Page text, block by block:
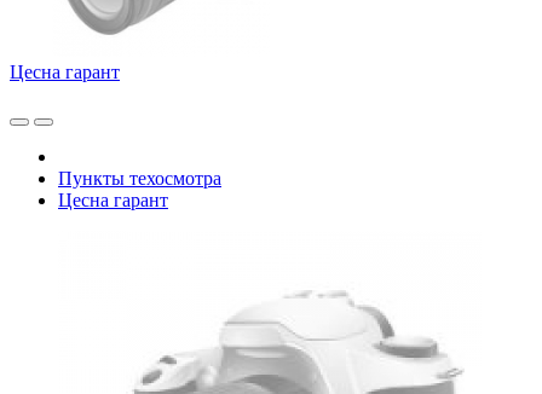
Цесна гарант
Пункты техосмотра
Цесна гарант